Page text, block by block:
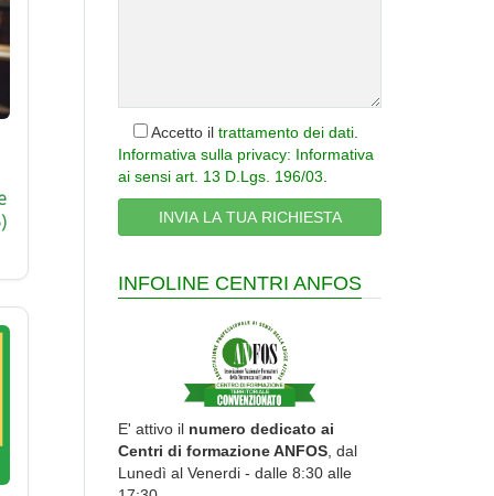
Accetto il trattamento dei dati
Informativa sulla privacy: Informativa
ai sensi art. 13 D.Lgs. 196/03
INFOLINE CENTRI ANFOS
E' attivo il numero dedicato ai
Centri di formazione ANFOS , dal
Lunedì al Venerdi - dalle 8:30 alle